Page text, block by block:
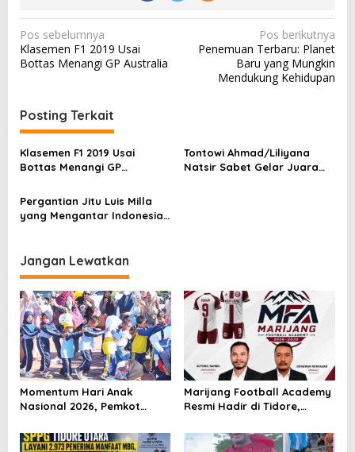
N
a
g
a
s
p
s
Pos sebelumnya
Klasemen F1 2019 Usai
Bottas Menangi GP Australia
Pos berikutnya
Penemuan Terbaru: Planet
Baru yang Mungkin
Mendukung Kehidupan
Posting Terkait
Klasemen F1 2019 Usai
Bottas Menangi GP
Tontowi Ahmad/Liliyana
Natsir Sabet Gelar Juara
Pergantian Jitu Luis Milla
yang Mengantar Indonesia
Jangan Lewatkan
Momentum Hari Anak
Nasional 2026, Pemkot
Lingkungan Ramah Anak
Marijang Football Academy
Resmi Hadir di Tidore,
Karakter Lewat Sepak Bola